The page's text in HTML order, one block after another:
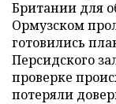
Британии для
Ормузском
готовились
Персидского
проверке
потеряли